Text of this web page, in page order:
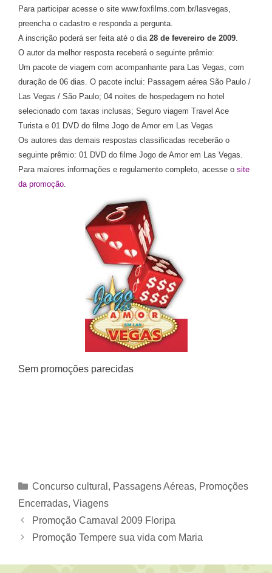
Para participar acesse o site www.foxfilms.com.br/lasvegas,
preencha o cadastro e responda a pergunta.
A inscrição poderá ser feita até o dia 28 de fevereiro de 2009.
O autor da melhor resposta receberá o seguinte prêmio:
Um pacote de viagem com acompanhante para Las Vegas, com
duração de 06 dias. O pacote inclui: Passagem aérea São Paulo /
Las Vegas / São Paulo; 04 noites de hospedagem no hotel
selecionado com taxas inclusas; Seguro viagem Travel Ace
Turista e 01 DVD do filme Jogo de Amor em Las Vegas
Os autores das demais respostas classificadas receberão o
seguinte prêmio: 01 DVD do filme Jogo de Amor em Las Vegas.
Para maiores informações e regulamento completo, acesse o site
da promoção.
Sem promoções parecidas
Categorias
Concurso cultural , Passagens Aéreas, Promoções
Encerradas, Viagens
Promoção Carnaval 2009 Floripa
Promoção Tempere sua vida com Maria